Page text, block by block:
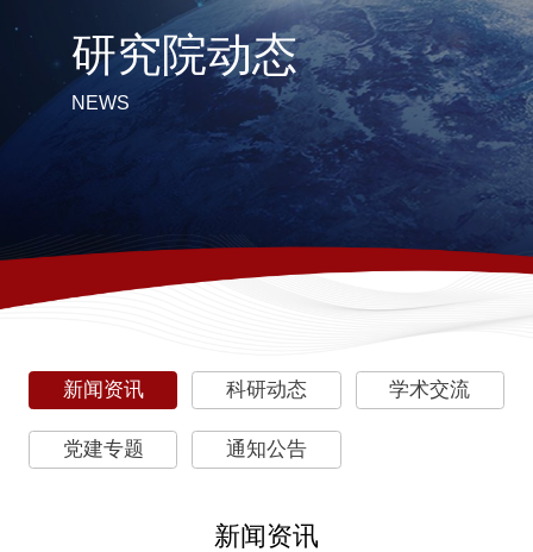
研究院动态
NEWS
新闻资讯
新闻资讯 科研动态 学术交流
党建专题 通知公告